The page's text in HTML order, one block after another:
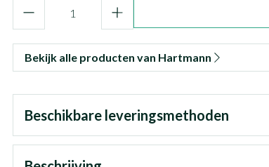
Bekijk alle producten van Hartmann
Beschikbare leveringsmethoden